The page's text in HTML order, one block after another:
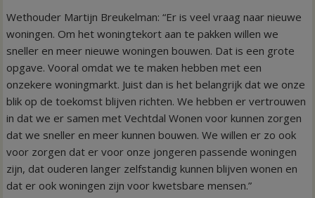
Wethouder Martijn Breukelman: “Er is veel vraag naar nieuwe
woningen. Om het woningtekort aan te pakken willen we
sneller en meer nieuwe woningen bouwen. Dat is een grote
opgave. Vooral omdat we te maken hebben met een
onzekere woningmarkt. Juist dan is het belangrijk dat we onze
blik op de toekomst blijven richten. We hebben er vertrouwen
in dat we er samen met Vechtdal Wonen voor kunnen zorgen
dat we sneller en meer kunnen bouwen. We willen er zo ook
voor zorgen dat er voor onze jongeren passende woningen
zijn, dat ouderen langer zelfstandig kunnen blijven wonen en
dat er ook woningen zijn voor kwetsbare mensen.”